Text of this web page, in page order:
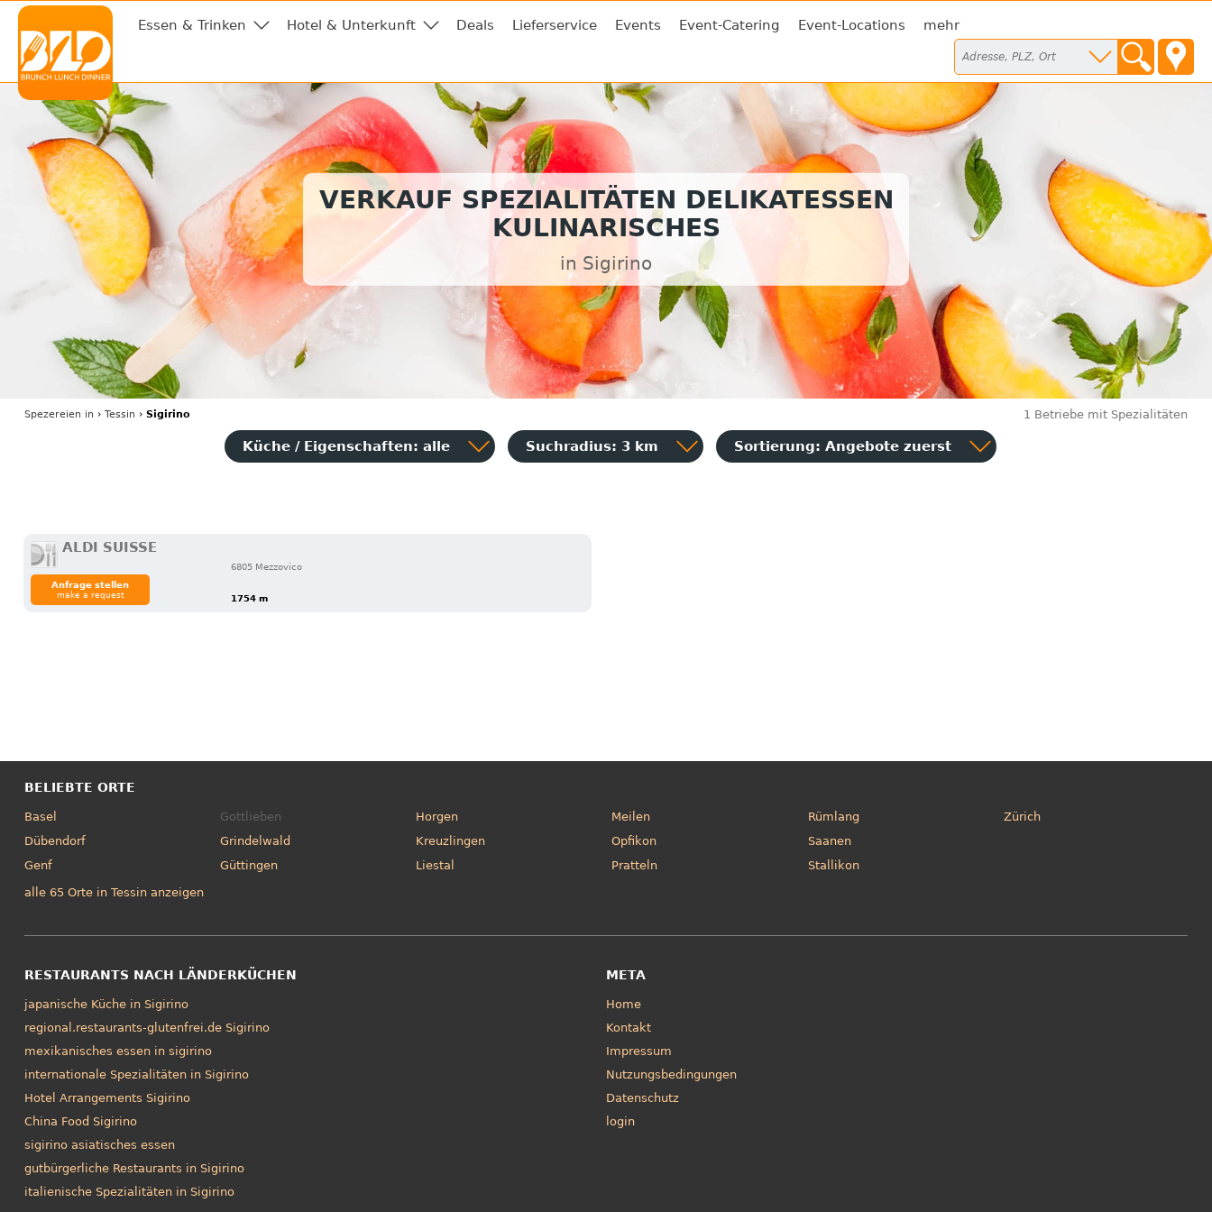
Essen & Trinken Hotel & Unterkunft Deals Lieferservice Events Event-Catering Event-Locations mehr
VERKAUF SPEZIALITÄTEN DELIKATESSEN
KULINARISCHES
in Sigirino
Spezereien in › Tessin › Sigirino 1 Betriebe mit Spezialitäten
Küche / Eigenschaften: alle Suchradius: 3 km Sortierung: Angebote zuerst
ALDI SUISSE
6805 Mezzovico
1754 m
Anfrage stellen
make a request
BELIEBTE ORTE
Basel
Dübendorf
Genf
Gottlieben
Grindelwald
Güttingen
Horgen
Kreuzlingen
Liestal
Meilen
Opfikon
Pratteln
Rümlang
Saanen
Stallikon
Zürich
alle 65 Orte in Tessin anzeigen
RESTAURANTS NACH LÄNDERKÜCHEN
japanische Küche in Sigirino
regional.restaurants-glutenfrei.de Sigirino
mexikanisches essen in sigirino
internationale Spezialitäten in Sigirino
Hotel Arrangements Sigirino
China Food Sigirino
sigirino asiatisches essen
gutbürgerliche Restaurants in Sigirino
italienische Spezialitäten in Sigirino
META
Home
Kontakt
Impressum
Nutzungsbedingungen
Datenschutz
login